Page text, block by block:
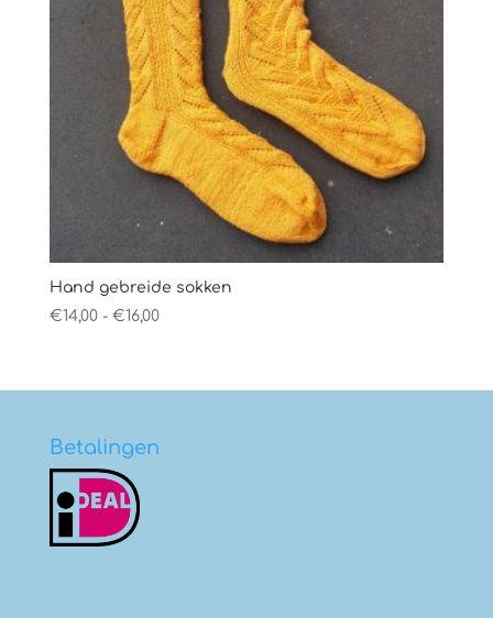
Hand gebreide sokken
€14,00 - €16,00Prijsklasse:
€16,00
Betalingen